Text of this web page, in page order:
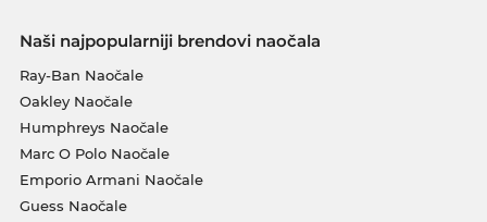
Naši najpopularniji brendovi naočala
Ray-Ban Naočale
Oakley Naočale
Humphreys Naočale
Marc O Polo Naočale
Emporio Armani Naočale
Guess Naočale